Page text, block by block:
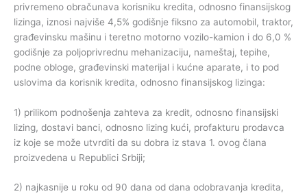
privremeno obračunava korisniku kredita, odnosno finansijskog
lizinga, iznosi najviše 4,5% godišnje fiksno za automobil, traktor,
građevinsku mašinu i teretno motorno vozilo-kamion i do 6,0 %
godišnje za poljoprivrednu mehanizaciju, nameštaj, tepihe,
podne obloge, građevinski materijal i kućne aparate, i to pod
uslovima da korisnik kredita, odnosno finansijskog lizinga:
1) prilikom podnošenja zahteva za kredit, odnosno finansijski
lizing, dostavi banci, odnosno lizing kući, profakturu prodavca
iz koje se može utvrditi da su dobra iz stava 1. ovog člana
proizvedena u Republici Srbiji;
2) najkasnije u roku od 90 dana od dana odobravanja kredita,